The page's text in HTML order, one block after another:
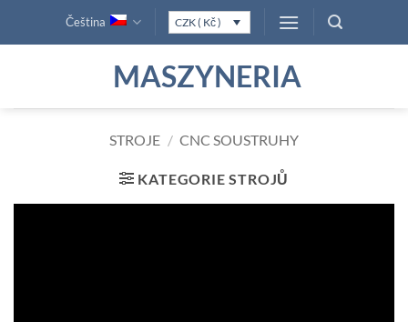
Čeština CZK ( Kč )
MASZYNERIA
STROJE / CNC SOUSTRUHY
KATEGORIE STROJŮ